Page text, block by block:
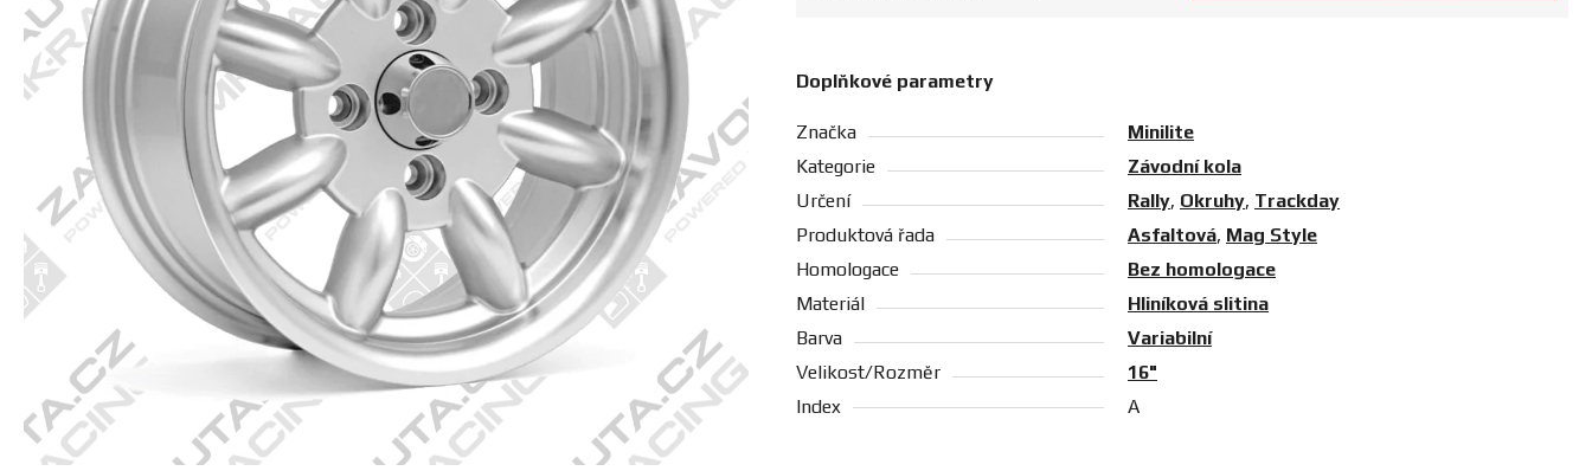
Doplňkové parametry
Značka
Minilite
Kategorie
Závodní kola
Určení
Rally, Okruhy, Trackday
Produktová řada
Asfaltová, Mag Style
Homologace
Bez homologace
Materiál
Hliníková slitina
Barva
Variabilní
Velikost/Rozměr
16"
Index
A